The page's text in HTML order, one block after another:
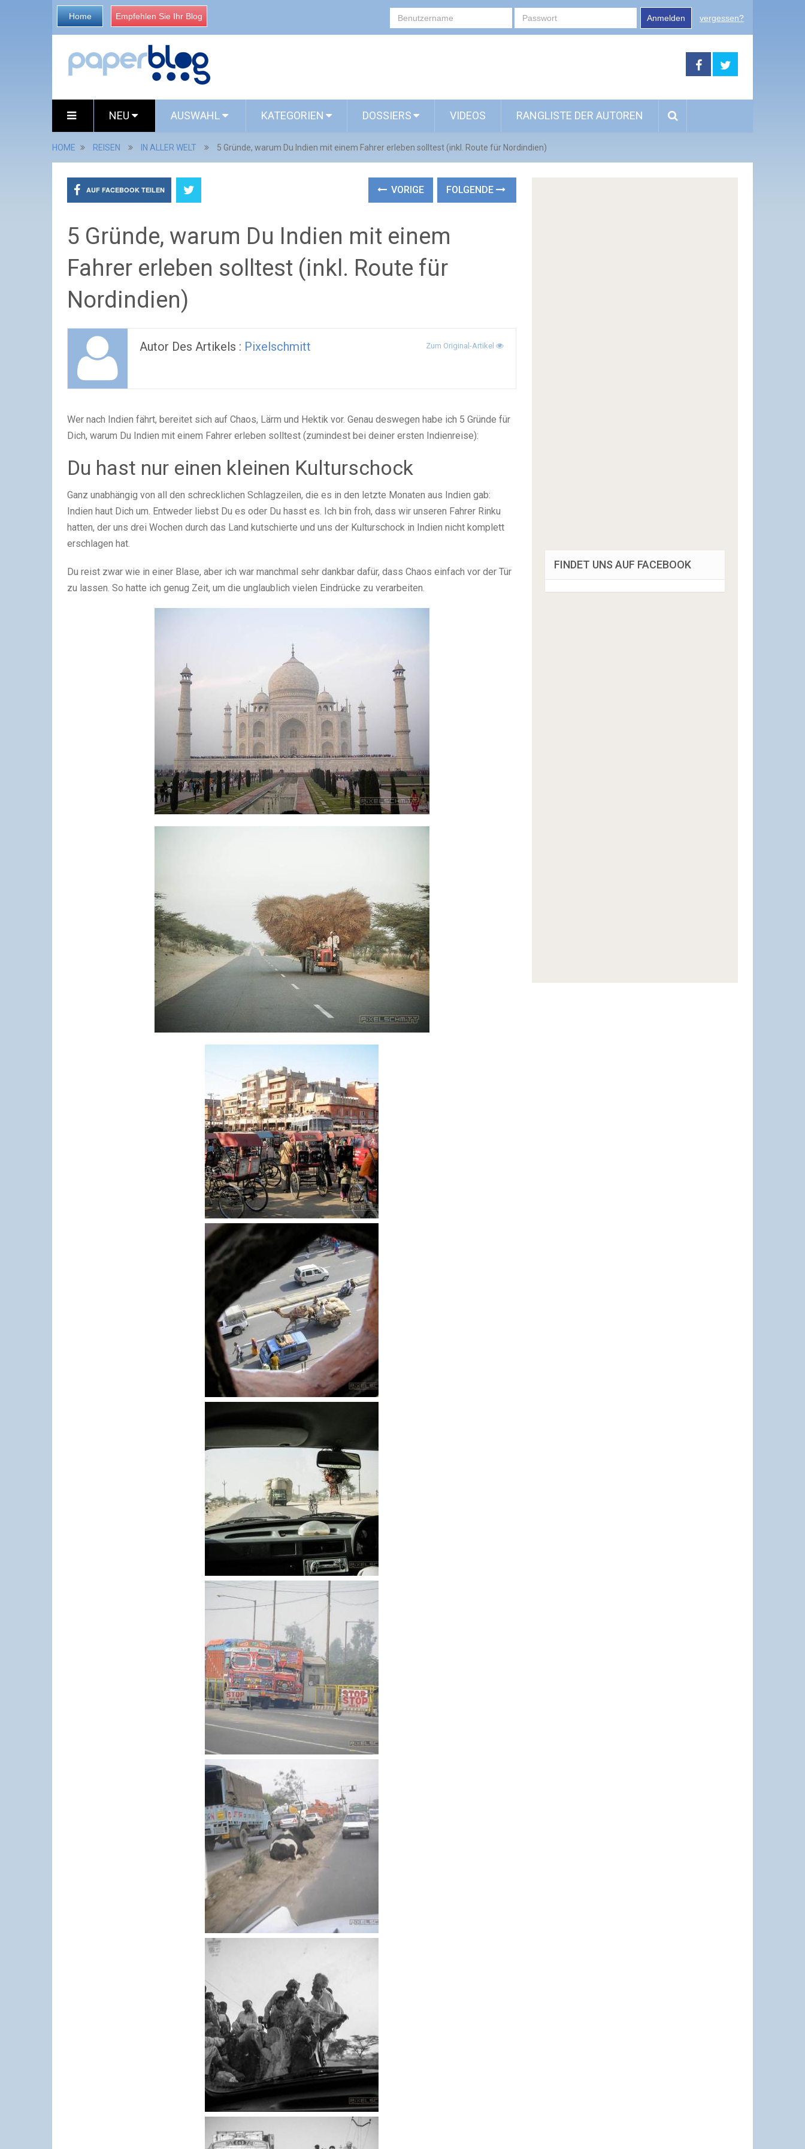
Home Empfehlen Sie Ihr Blog Anmelden vergessen?
NEU AUSWAHL KATEGORIEN DOSSIERS VIDEOS RANGLISTE DER AUTOREN
HOME REISEN IN ALLER WELT 5 Gründe, warum Du Indien mit einem Fahrer erleben solltest (inkl. Route für Nordindien)
AUF FACEBOOK TEILEN VORIGE FOLGENDE
5 Gründe, warum Du Indien mit einem
Fahrer erleben solltest (inkl. Route für
Nordindien)
Autor Des Artikels : Pixelschmitt Zum Original-Artikel
Wer nach Indien fährt, bereitet sich auf Chaos, Lärm und Hektik vor. Genau deswegen habe ich 5 Gründe für
Dich, warum Du Indien mit einem Fahrer erleben solltest (zumindest bei deiner ersten Indienreise):
Du hast nur einen kleinen Kulturschock
Ganz unabhängig von all den schrecklichen Schlagzeilen, die es in den letzte Monaten aus Indien gab:
Indien haut Dich um. Entweder liebst Du es oder Du hasst es. Ich bin froh, dass wir unseren Fahrer Rinku
hatten, der uns drei Wochen durch das Land kutschierte und uns der Kulturschock in Indien nicht komplett
erschlagen hat.
Du reist zwar wie in einer Blase, aber ich war manchmal sehr dankbar dafür, dass Chaos einfach vor der Tür
zu lassen. So hatte ich genug Zeit, um die unglaublich vielen Eindrücke zu verarbeiten.
FINDET UNS AUF FACEBOOK